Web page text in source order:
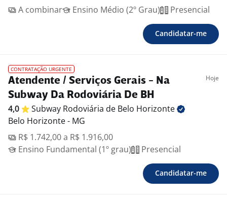
A combinar
Ensino Médio (2º Grau) Presencial
Candidatar-me
CONTRATAÇÃO URGENTE
Atendente / Serviços Gerais - Na
Subway Da Rodoviária De BH
Hoje
4,0 Subway Rodoviária de Belo Horizonte
Belo Horizonte - MG
R$ 1.742,00 a R$ 1.916,00
Ensino Fundamental (1º grau)
Presencial
Candidatar-me